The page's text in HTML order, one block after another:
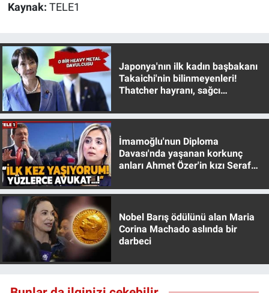
Kaynak: TELE1
Japonya'nın ilk kadın başbakanı
Takaichi'nin bilinmeyenleri!
Thatcher hayranı, sağcı
İmamoğlu'nun Diploma
Davası'nda yaşanan korkunç
anları Ahmet Özer'in kızı Seraf
Nobel Barış ödülünü alan Maria
Corina Machado aslında bir
darbeci